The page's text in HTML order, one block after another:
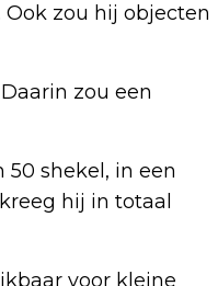
zou hij objecten
zou een
shekel, in een
hij in totaal
voor kleine